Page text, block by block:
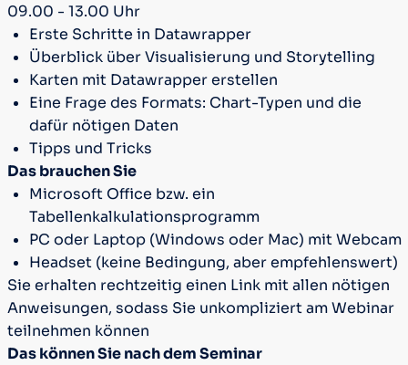
09.00 - 13.00 Uhr
Erste Schritte in Datawrapper
Überblick über Visualisierung und Storytelling
Karten mit Datawrapper erstellen
Eine Frage des Formats: Chart-Typen und die
dafür nötigen Daten
Tipps und Tricks
Das brauchen Sie
Microsoft Office bzw. ein
Tabellenkalkulationsprogramm
PC oder Laptop (Windows oder Mac) mit Webcam
Headset (keine Bedingung, aber empfehlenswert)
Sie erhalten rechtzeitig einen Link mit allen nötigen
Anweisungen, sodass Sie unkompliziert am Webinar
teilnehmen können
Das können Sie nach dem Seminar